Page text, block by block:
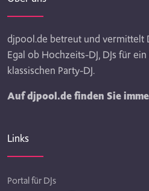
djpool.de betreut und vermittelt
Egal ob Hochzeits-DJ, DJs für
klassischen Party-DJ.
Auf djpool.de finden Sie
Links
Portal für DJs